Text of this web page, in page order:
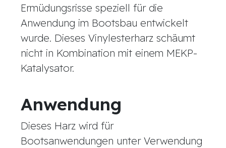
Ermüdungsrisse speziell für die
Anwendung im Bootsbau entwickelt
wurde. Dieses Vinylesterharz schäumt
nicht in Kombination mit einem MEKP-
Katalysator.
Anwendung
Dieses Harz wird für
Bootsanwendungen unter Verwendung